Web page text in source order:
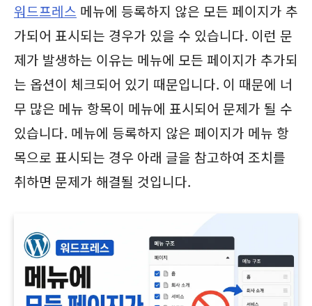
워드프레스 메뉴에 등록하지 않은 모든 페이지가 추
가되어 표시되는 경우가 있을 수 있습니다. 이런 문
제가 발생하는 이유는 메뉴에 모든 페이지가 추가되
는 옵션이 체크되어 있기 때문입니다. 이 때문에 너
무 많은 메뉴 항목이 메뉴에 표시되어 문제가 될 수
있습니다. 메뉴에 등록하지 않은 페이지가 메뉴 항
목으로 표시되는 경우 아래 글을 참고하여 조치를
취하면 문제가 해결될 것입니다.